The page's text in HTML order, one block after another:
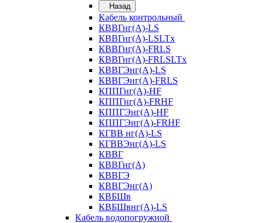
Назад
Кабель контрольный
КВВГнг(А)-LS
КВВГнг(А)-LSLTx
КВВГнг(А)-FRLS
КВВГнг(А)-FRLSLTx
КВВГЭнг(А)-LS
КВВГЭнг(А)-FRLS
КППГнг(А)-HF
КППГнг(А)-FRHF
КППГЭнг(А)-HF
КППГЭнг(А)-FRHF
КГВВ нг(А)-LS
КГВВЭнг(А)-LS
КВВГ
КВВГнг(А)
КВВГЭ
КВВГЭнг(А)
КВБШв
КВБШвнг(А)-LS
Кабель водопогружной